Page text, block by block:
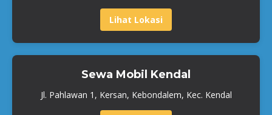
Lihat Lokasi
Sewa Mobil Kendal
Jl. Pahlawan 1, Kersan, Kebondalem, Kec. Kendal